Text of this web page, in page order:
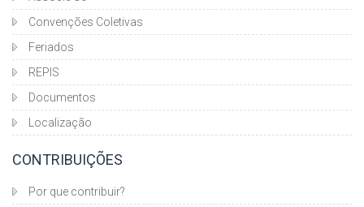
Convenções Coletivas
Feriados
REPIS
Documentos
Localização
CONTRIBUIÇÕES
Por que contribuir?